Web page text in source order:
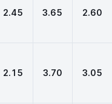
2.45 3.65 2.60
2.15 3.70 3.05